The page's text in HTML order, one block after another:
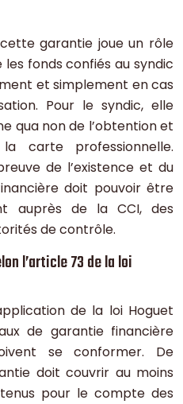
garantie joue un rôle
les fonds confiés au syndic
et simplement en cas
Pour le syndic, elle
qua non de l’obtention et
carte professionnelle.
de l’existence et du
doit pouvoir être
auprès de la CCI, des
de contrôle.
l’article 73 de la loi
de la loi Hoguet
de garantie financière
se conformer. De
doit couvrir au moins
pour le compte des